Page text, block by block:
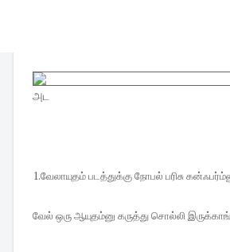
அட
1.வேலாயுதம் படத்துக்கு நோபல் பரிசு
வேல் ஒரு ஆயுதம்னு கருத்து சொல்லி